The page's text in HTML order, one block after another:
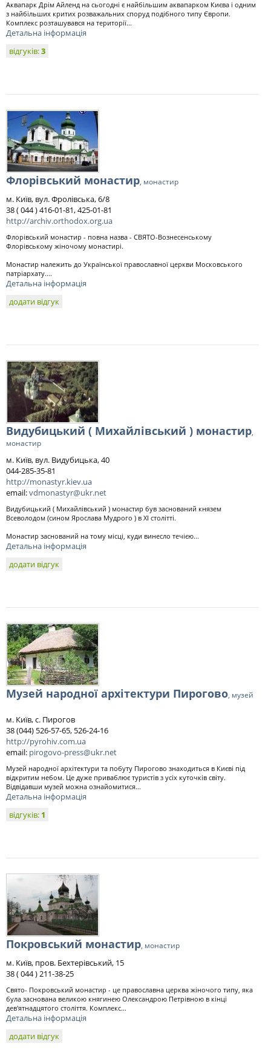
Аквапарк Дрім Айленд на сьогодні є найбільшим аквапарком Києва і одним
з найбільших критих розважальних споруд подібного типу Європи.
Комплекс розташувався на території...
Детальна інформація
відгуків:3
Флорівський монастир, монастир
м. Київ, вул. Фролівська, 6/8
38 ( 044 ) 416-01-81, 425-01-81
http://archiv.orthodox.org.ua
Флорівський монастир - повна назва - СВЯТО-Вознесенському
Флорівському жіночому монастирі.
Монастир належить до Української православної церкви Московського
патріархату....
Детальна інформація
додати відгук
Видубицький ( Михайлівський ) монастир,
монастир
м. Київ, вул. Видубицька, 40
044-285-35-81
http://monastyr.kiev.ua
email:vdmonastyr@ukr.net
Видубицький ( Михайлівський ) монастир був заснований князем
Всеволодом (сином Ярослава Мудрого ) в ХІ столітті.
Монастир заснований на тому місці, куди винесло течією...
Детальна інформація
додати відгук
Музей народної архітектури Пирогово, музей
м. Київ, с. Пирогов
38 (044) 526-57-65, 526-24-16
http://pyrohiv.com.ua
email: pirogovo-press@ukr.net
Музей народної архітектури та побуту Пирогово знаходиться в Києві під
відкритим небом. Це дуже приваблює туристів з усіх куточків світу.
Відвідавши музей можна ознайомитися...
Детальна інформація
відгуків: 1
Покровський монастир, монастир
м. Київ, пров. Бехтерівський, 15
38 ( 044 ) 211-38-25
Свято- Покровський монастир - це православна церква жіночого типу, яка
була заснована великою княгинею Олександрою Петрівною в кінці
дев'ятнадцятого століття. Комплекс...
Детальна інформація
додати відгук